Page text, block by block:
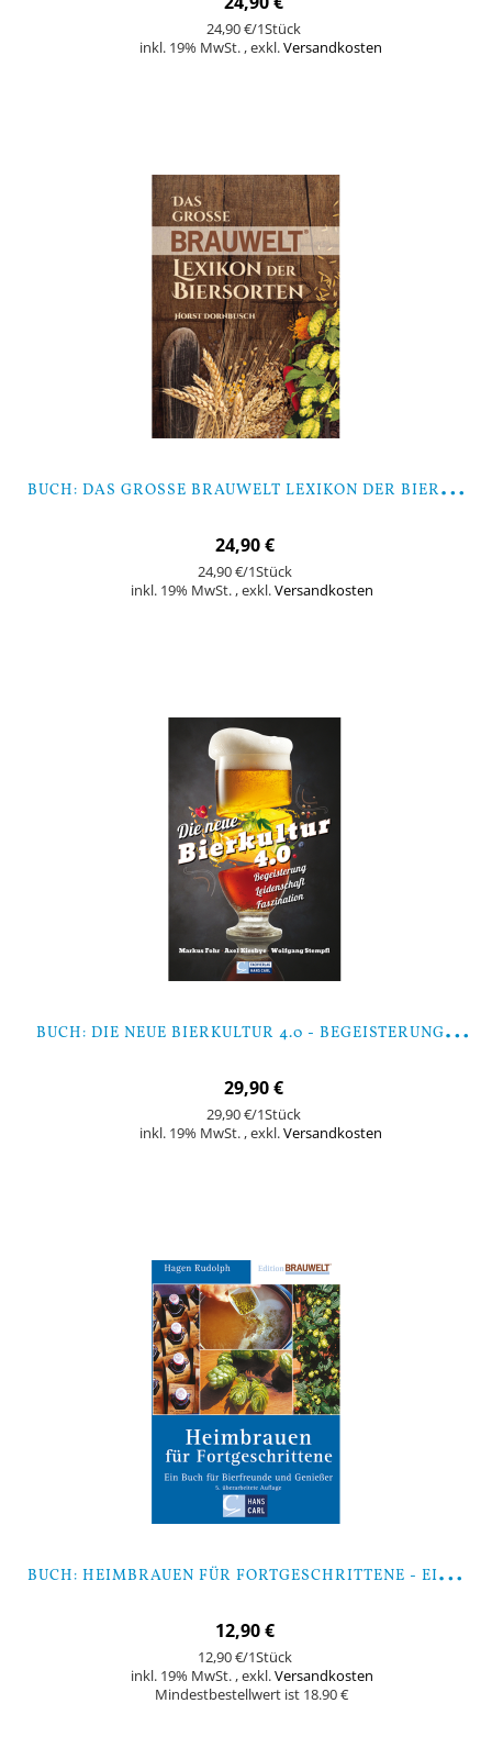
24,90 €/1Stück
inkl. 19% MwSt. ,exkl.Versandkosten
B
UCH: DAS GROSSE BRAUWELT LEXIKON DER BIERSORTEN (VON HORST DORNBUSCH)
24,90 €
24,90 €/1Stück
inkl. 19% MwSt. ,exkl.Versandkosten
B
UCH: DIE NEUE BIERKULTUR 4.0 - BEGEISTERUNG, LEIDENSCHAFT, FASZINATION (VON FOHR, KIESBYE, STEMPFL)
29,90 €
29,90 €/1Stück
inkl. 19% MwSt. ,exkl.Versandkosten
B
UCH: HEIMBRAUEN FÜR FORTGESCHRITTENE - EIN BUCH FÜR BIERFREUNDE UND GENIESSER (VON HAGEN RUDOLPH)
12,90 €
12,90 €/1Stück
inkl. 19% MwSt. ,exkl.Versandkosten
Mindestbestellwert ist 18.90 €